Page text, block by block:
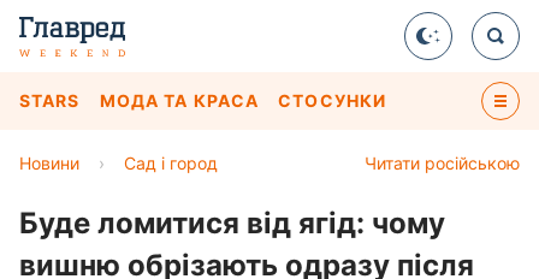
STARS МОДА ТА КРАСА СТОСУНКИ
Читати російською
Новини › Сад і город
Буде ломитися від ягід: чому
вишню обрізають одразу після